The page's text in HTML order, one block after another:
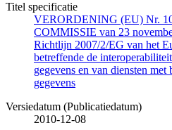
Titel specificatie
VERORDENING (EU) Nr.
COMMISSIE van 23
Richtlijn 2007/2/EG van het
betreffende de
gegevens en van diensten
gegevens
Versiedatum (Publicatiedatum)
2010-12-08